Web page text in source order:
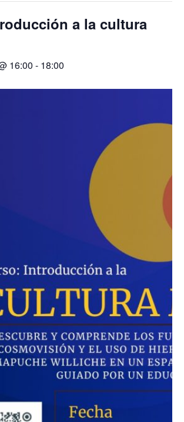
a la cultura
16:00 - 18:00